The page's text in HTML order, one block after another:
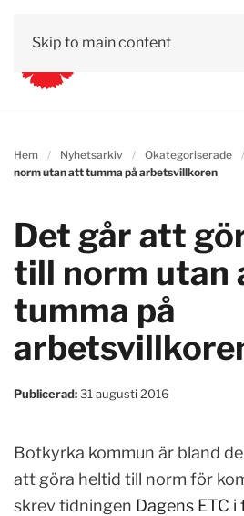
Skip to main content
Hem Nyhetsarkiv Okategoriserade
norm utan att tumma på arbetsvillkoren
Det går att
till norm utan
tumma på
Publicerad:31 augusti 2016
Botkyrka kommun är bland
att göra heltid till norm för
skrev tidningen Dagens ETC